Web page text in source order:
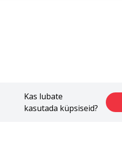
Kas lubate
kasutada küpsiseid?